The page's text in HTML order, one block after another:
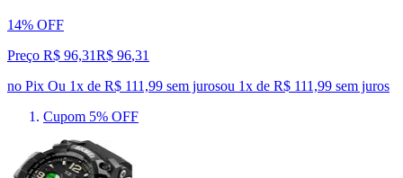
14% OFF
Preço R$ 96,31R$ 96,31
no Pix Ou 1x de R$ 111,99 sem jurosou 1x de R$ 111,99 sem juros
Cupom 5% OFF